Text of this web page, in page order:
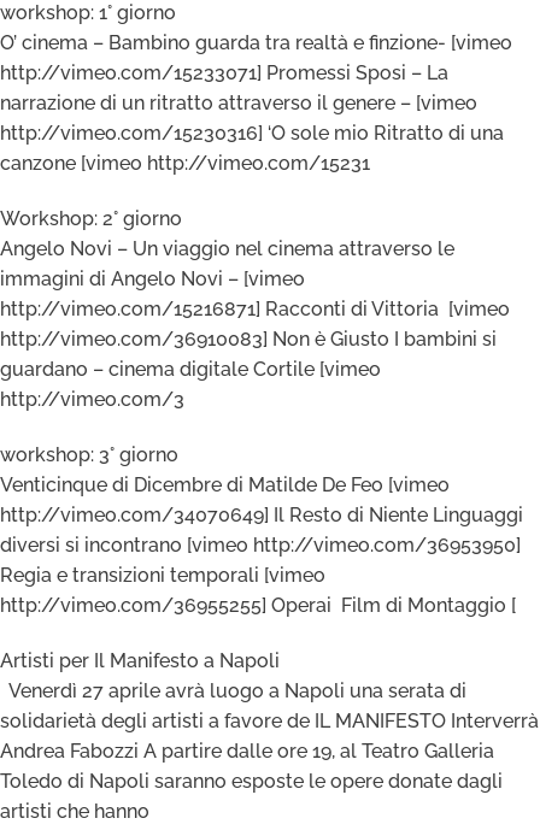
workshop: 1° giorno
O’ cinema – Bambino guarda tra realtà e finzione- [vimeo
http://vimeo.com/15233071] Promessi Sposi – La
narrazione di un ritratto attraverso il genere – [vimeo
http://vimeo.com/15230316] ‘O sole mio Ritratto di una
canzone [vimeo http://vimeo.com/15231
Workshop: 2° giorno
Angelo Novi – Un viaggio nel cinema attraverso le
immagini di Angelo Novi – [vimeo
http://vimeo.com/15216871] Racconti di Vittoria [vimeo
http://vimeo.com/36910083] Non è Giusto I bambini si
guardano – cinema digitale Cortile [vimeo
http://vimeo.com/3
workshop: 3° giorno
Venticinque di Dicembre di Matilde De Feo [vimeo
http://vimeo.com/34070649] Il Resto di Niente Linguaggi
diversi si incontrano [vimeo http://vimeo.com/36953950]
Regia e transizioni temporali [vimeo
http://vimeo.com/36955255] Operai Film di Montaggio [
Artisti per Il Manifesto a Napoli
Venerdì 27 aprile avrà luogo a Napoli una serata di
solidarietà degli artisti a favore de IL MANIFESTO Interverrà
Andrea Fabozzi A partire dalle ore 19, al Teatro Galleria
Toledo di Napoli saranno esposte le opere donate dagli
artisti che hanno